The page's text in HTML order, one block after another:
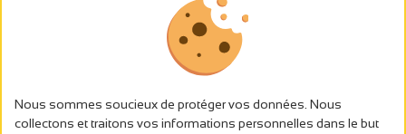
Nous sommes soucieux de protéger vos données. Nous
collectons et traitons vos informations personnelles dans le but